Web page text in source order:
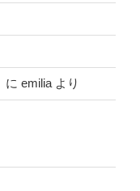
に emilia より